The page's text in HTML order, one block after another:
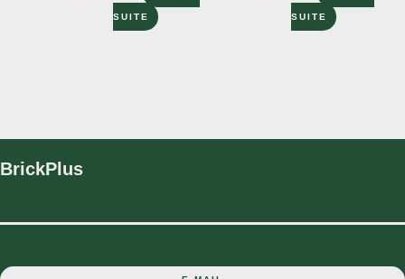
SUITE SUITE
BrickPlus